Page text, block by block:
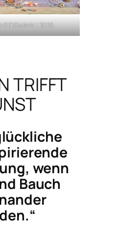
| 2025
TRIFFT
wenn
Bauch